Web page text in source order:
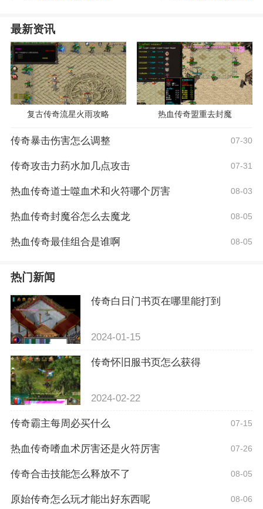
最新资讯
复古传奇流星火雨攻略 热血传奇盟重去封魔
传奇暴击伤害怎么调整 07-30
传奇攻击力药水加几点攻击 07-31
热血传奇道士噬血术和火符哪个厉害 08-03
热血传奇封魔谷怎么去魔龙 08-05
热血传奇最佳组合是谁啊 08-05
热门新闻
传奇白日门书页在哪里能打到
2024-01-15
传奇怀旧服书页怎么获得
2024-02-22
传奇霸主每周必买什么 07-15
热血传奇嗜血术厉害还是火符厉害 07-26
传奇合击技能怎么释放不了 08-05
原始传奇怎么玩才能出好东西呢 08-06